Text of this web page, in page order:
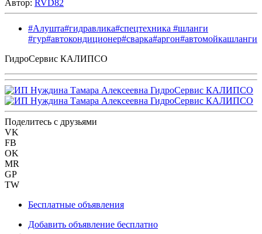
Автор: RVD82
#Алушта#гидравлика#спецтехника #шланги
#гур#автокондиционер#сварка#аргон#автомойкашланги
ГидроСервис КАЛИПСО
Поделитесь с друзьями
VK
FB
OK
MR
GP
TW
Бесплатные объявления
Добавить объявление бесплатно